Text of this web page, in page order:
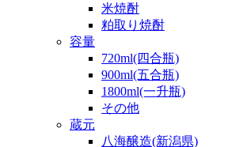
米焼酎
粕取り焼酎
容量
720ml(四合瓶)
900ml(五合瓶)
1800ml(一升瓶)
その他
蔵元
八海醸造(新潟県)